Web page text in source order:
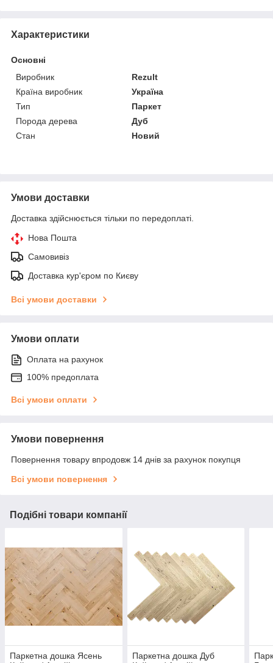
Характеристики
Основні
Виробник
Rezult
Країна виробник
Україна
Тип
Паркет
Порода дерева
Дуб
Стан
Новий
Умови доставки
Доставка здійснюється тільки по передоплаті.
Нова Пошта
Самовивіз
Доставка кур'єром по Києву
Всі умови доставки
Умови оплати
Оплата на рахунок
100% предоплата
Всі умови оплати
Умови повернення
Повернення товару впродовж 14 днів за рахунок покупця
Всі умови повернення
Подібні товари компанії
Паркетна дошка Ясень
Паркетна дошка Дуб